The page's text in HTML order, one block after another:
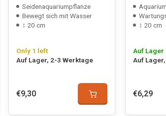
Seidenaquariumpflanze
Bewegt sich mit Wasser
↕ 20 cm
Only 1 left
Auf Lager, 2-3 Werktage
€9,30
↕ 20 cm
Auf Lager
Auf
€6,29